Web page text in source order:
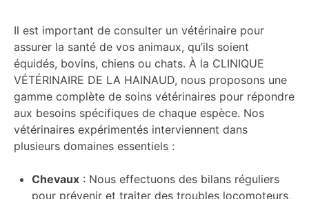
Il est important de consulter un vétérinaire pour
assurer la santé de vos animaux, qu’ils soient
équidés, bovins, chiens ou chats. À la CLINIQUE
VÉTÉRINAIRE DE LA HAINAUD, nous proposons une
gamme complète de soins vétérinaires pour répondre
aux besoins spécifiques de chaque espèce. Nos
vétérinaires expérimentés interviennent dans
plusieurs domaines essentiels :
Chevaux : Nous effectuons des bilans réguliers
pour prévenir et traiter des troubles locomoteurs,